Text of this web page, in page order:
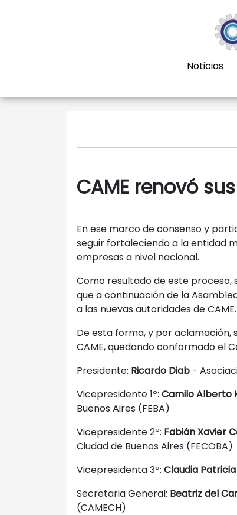
Noticias
CAME renovó
En ese marco de consenso y
seguir fortaleciendo a la entidad
empresas a nivel nacional.
Como resultado de este proceso,
que a continuación de la
a las nuevas autoridades de CAME.
De esta forma, y por aclamación,
CAME, quedando conformado el
Presidente: Ricardo Diab -
Vicepresidente 1º: Camilo Alberto
Buenos Aires (FEBA)
Vicepresidente 2º: Fabián Xavier
Ciudad de Buenos Aires (FECOBA)
Vicepresidenta 3ª: Claudia
Secretaria General: Beatriz del
(CAMECH)